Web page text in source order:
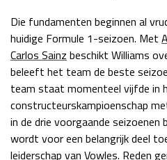
Kwalificatie
Race
Die fundamenten beginnen al
huidige Formule 1-seizoen. Met
Carlos Sainz beschikt Williams
beleeft het team de beste
team staat momenteel vijfde in
constructeurskampioenschap
in de drie voorgaande seizoenen
wordt voor een belangrijk deel
leiderschap van Vowles. Reden